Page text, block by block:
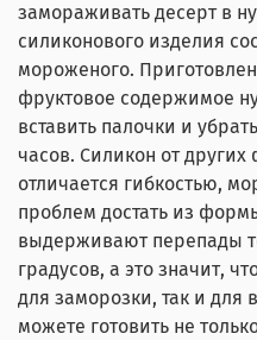
замораживать десерт в
силиконового изделия
мороженого.
фруктовое содержимое
вставить палочки и
часов. Силикон от
отличается гибкостью,
проблем достать из
выдерживают перепады
градусов, а это значит,
для заморозки, так и для
можете готовить не